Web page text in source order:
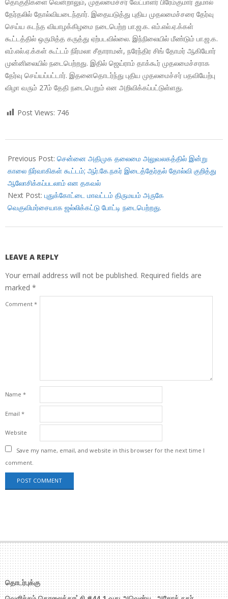
தேர்தலில் தோல்வியடைந்தார். இதையடுத்து புதிய முதலமைச்சரை தேர்வு
செய்ய கடந்த வியாழக்கிழமை நடைபெற்ற பா.ஜ.க. எம்.எல்.ஏ.க்கள்
கூட்டத்தில் ஒருமித்த கருத்து ஏற்படவில்லை. இந்நிலையில் மீண்டும் பா.ஜ.க.
எம்.எல்.ஏ.க்கள் கூட்டம் நிர்மலா சீதாராமன், நரேந்திர சிங் தோமர் ஆகியோர்
முன்னிலையில் நடைபெற்றது. இதில் ஜெய்ராம் தாக்கூர் முதலமைச்சராக
தேர்வு செய்யப்பட்டார். இதனைதொடர்ந்து புதிய முதலமைச்சர் பதவியேற்பு
விழா வரும் 27ம் தேதி நடைபெறும் என அறிவிக்கப்பட்டுள்ளது.
Post Views: 746
12-
25
Previous Post: சென்னை அதிமுக தலைமை அலுவலகத்தில் இன்று
காலை நிர்வாகிகள் கூட்டம்; ஆர்.கே.நகர் இடைத்தேர்தல் தோல்வி குறித்து
ஆலோசிக்கப்படலாம் என தகவல்
Next Post: புதுக்கோட்டை மாவட்டம் திருமயம் அருகே
வெகுவிமர்சையாக ஜல்லிக்கட்டு போட்டி நடைபெற்றது.
LEAVE A REPLY
Your email address will not be published. Required fields are
marked *
Comment *
Name *
Email *
Website
Save my name, email, and website in this browser for the next time I
comment.
தொடர்புக்கு